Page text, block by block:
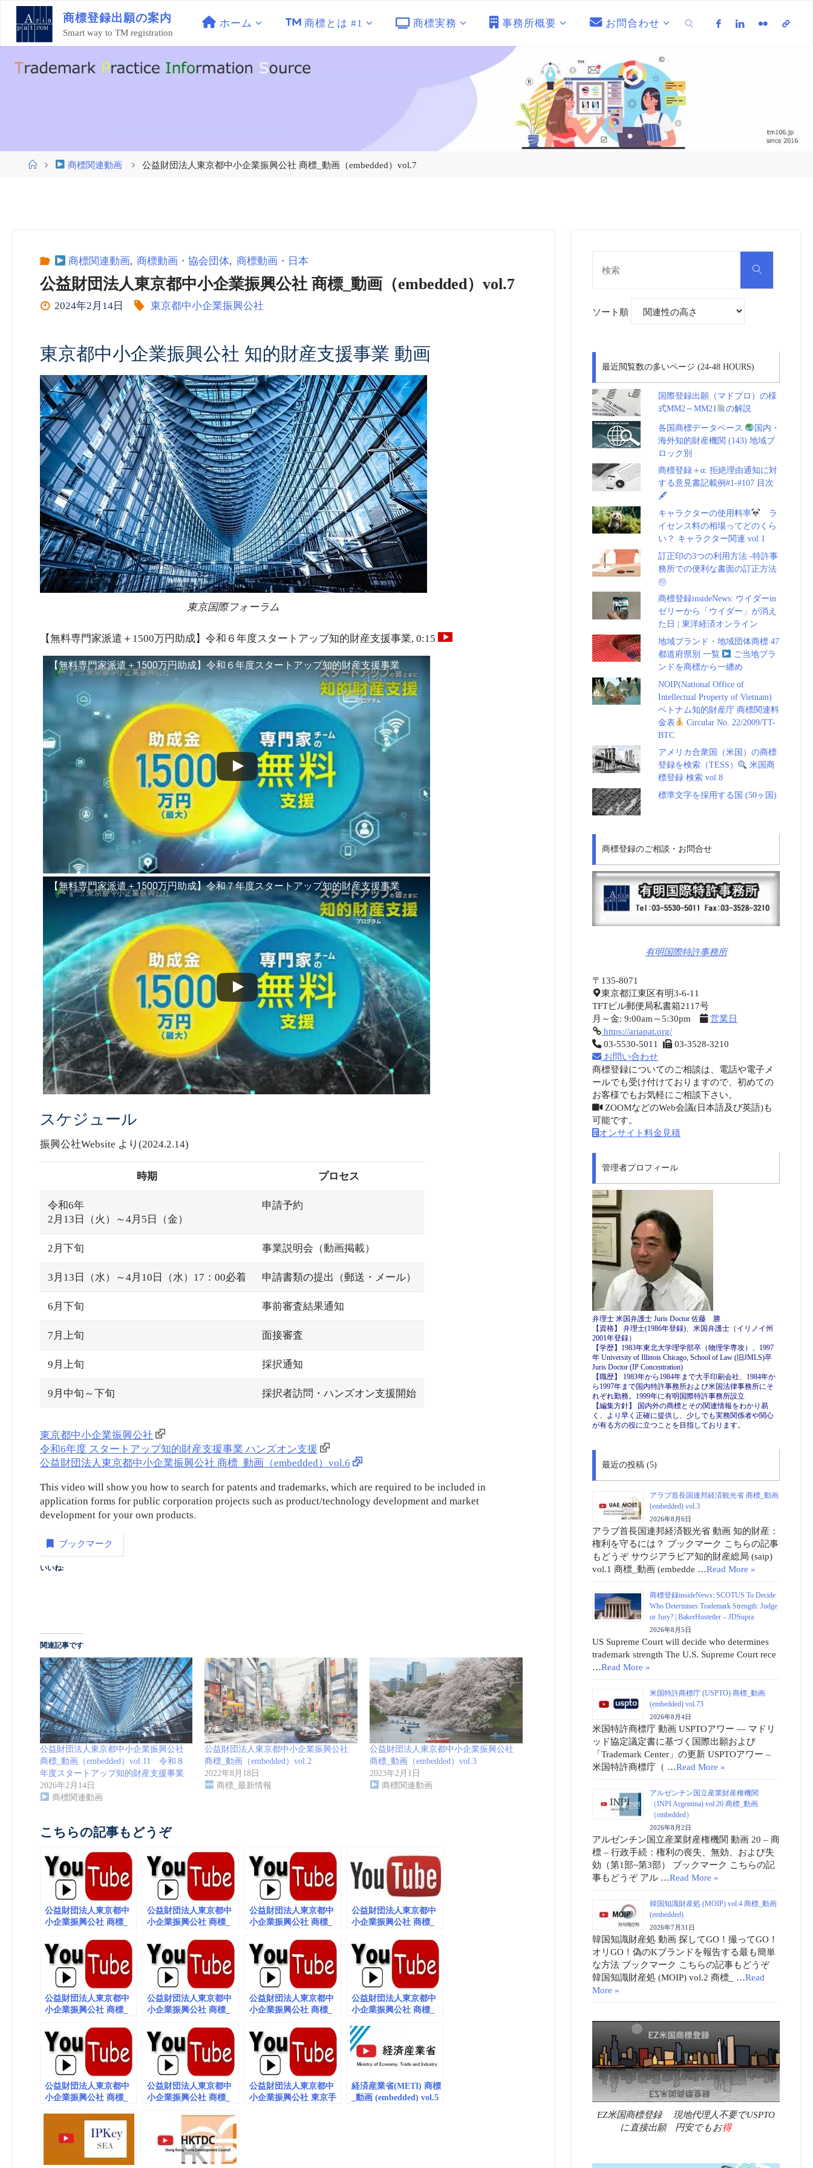
ン
商標登録出願の案内
Smart way to TM registration
ホーム 商標とは #1 商標実務 事務所概要 お問合わせ
ホ
商標関連動画 公益財団法人東京都中小企業振興公社 商標_動画（embedded）vol.7
商標関連動画, 商標動画・協会団体, 商標動画・日本
公益財団法人東京都中小企業振興公社 商標_動画（embedded）vol.7
2024年2月14日 東京都中小企業振興公社
東京都中小企業振興公社 知的財産支援事業 動画
東京国際フォーラム
【無料専門家派遣＋1500万円助成】令和６年度スタートアップ知的財産支援事業, 0:15
【無料専門家派遣＋1500万円助成】令和６年度スタートアップ知的財産支援事業
【無料専門家派遣＋1500万円助成】令和７年度スタートアップ知的財産支援事業
スケジュール
振興公社Website より(2024.2.14)
時期 プロセス
令和6年
2月13日（火）～4月5日（金）
申請予約
2月下旬 事業説明会（動画掲載）
3月13日（水）～4月10日（水）17：00必着 申請書類の提出（郵送・メール）
6月下旬 事前審査結果通知
7月上旬 面接審査
9月上旬 採択通知
9月中旬～下旬 採択者訪問・ハンズオン支援開始
東京都中小企業振興公社
令和6年度 スタートアップ知的財産支援事業 ハンズオン支援
公益財団法人東京都中小企業振興公社 商標_動画（embedded）vol.6
This video will show you how to search for patents and trademarks, which are required to be included in
application forms for public corporation projects such as product/technology development and market
development for your own products.
ブックマーク
いいね:
関連記事です
公益財団法人東京都中小企業振興公社
商標_動画（embedded）vol.11 令和８
年度スタートアップ知的財産支援事業
2026年2月14日
商標関連動画
公益財団法人東京都中小企業振興公社
商標_動画（embedded）vol.2
2022年8月18日
商標_最新情報
公益財団法人東京都中小企業振興公社
商標_動画（embedded）vol.3
2023年2月1日
商標関連動画
こちらの記事もどうぞ
公益財団法人東京都中
小企業振興公社 商標_
vol.11 令和８年度スタ
ートアップ知的財産支
援事業
公益財団法人東京都中
小企業振興公社 商標_
公益財団法人東京都中
小企業振興公社 商標_
公益財団法人東京都中
小企業振興公社 商標_
公益財団法人東京都中
小企業振興公社 商標_
公益財団法人東京都中
小企業振興公社 商標_
公益財団法人東京都中
小企業振興公社 商標_
公益財団法人東京都中
小企業振興公社 商標_
公益財団法人東京都中
小企業振興公社 商標_
公益財団法人東京都中
小企業振興公社 商標_
公益財団法人東京都中
小企業振興公社 東京手
経済産業省(METI) 商標
_動画 (embedded) vol.5
検
ソート順
最近閲覧数の多いページ (24-48 HOURS)
国際登録出願（マドプロ）の様
式MM2～MM21
の解説
各国商標データベース
国内・
海外知的財産機関 (143) 地域ブ
ロック別
商標登録＋α: 拒絶理由通知に対
する意見書記載例#1-#107 目次
🖋
キャラクターの使用料率
ラ
イセンス料の相場ってどのくら
い？ キャラクター関連 vol.1
訂正印の3つの利用方法 -特許事
務所での便利な書面の訂正方法
㊞
商標登録insideNews: ウイダーin
ゼリーから「ウイダー」が消え
た日 | 東洋経済オンライン
地域ブランド・地域団体商標 47
都道府県別 一覧
ご当地ブラ
ンドを商標から一纏め
NOIP(National Office of
Intellectual Property of Vietnam)
ベトナム知的財産庁 商標関連料
金表
Circular No. 22/2009/TT-
BTC
アメリカ合衆国（米国）の商標
登録を検索（TESS）
米国商
標登録 検索 vol.8
標準文字を採用する国 (50ヶ国)
商標登録のご相談・お問合せ
有明国際特許事務所
〒135-8071
東京都江東区有明3-6-11
TFTビル郵便局私書箱2117号
月～金: 9:00am～5:30pm
営業日
https://ariapat.org/
03-5530-5011
03-3528-3210
お問い合わせ
商標登録についてのご相談は、電話や電子メ
ールでも受け付けておりますので、初めての
お客様でもお気軽にご相談下さい。
ZOOMなどのWeb会議(日本語及び英語)も
可能です。
オンサイト料金見積
管理者プロフィール
弁理士 米国弁護士 Juris Doctor 佐藤 勝
【資格】 弁理士(1986年登録)、米国弁護士（イリノイ州
2001年登録）
【学歴】1983年東北大学理学部卒（物理学専攻）、1997
年 University of Illinois Chicago, School of Law (旧JMLS)卒
Juris Doctor (IP Concentration)
【職歴】 1983年から1984年まで大手印刷会社、1984年か
ら1997年まで国内特許事務所および米国法律事務所にそ
れぞれ勤務。1999年に有明国際特許事務所設立
【編集方針】 国内外の商標とその関連情報をわかり易
く、より早く正確に提供し、少しでも実務関係者や関心
が有る方の役に立つことを目指しております。
最近の投稿 (5)
アラブ首長国連邦経済観光省 商標_動画
(embedded) vol.3
2026年8月6日
アラブ首長国連邦経済観光省 動画 知的財産：
権利を守るには？ ブックマーク こちらの記事
もどうぞ サウジアラビア知的財産総局 (saip)
vol.1 商標_動画 (embedde …Read More »
商標登録insideNews: SCOTUS To Decide
Who Determines Trademark Strength: Judge
or Jury? | BakerHostetler – JDSupra
2026年8月5日
US Supreme Court will decide who determines
trademark strength The U.S. Supreme Court rece
…Read More »
米国特許商標庁 (USPTO) 商標_動画
(embedded) vol.73
2026年8月4日
米国特許商標庁 動画 USPTOアワー ― マドリ
ッド協定議定書に基づく国際出願および
「Trademark Center」の更新 USPTOアワー –
米国特許商標庁（ …Read More »
アルゼンチン国立産業財産権機関
（INPI Argentina) vol.20 商標_動画
（embedded）
2026年8月2日
アルゼンチン国立産業財産権機関 動画 20 – 商
標 – 行政手続：権利の喪失、無効、および失
効（第1部~第3部） ブックマーク こちらの記
事もどうぞ アル …Read More »
韓国知識財産処 (MOIP) vol.4 商標_動画
(embedded)
2026年7月31日
韓国知識財産処 動画 探してGO！撮ってGO！
オリGO！偽のKブランドを報告する最も簡単
な方法 ブックマーク こちらの記事もどうぞ
韓国知識財産処 (MOIP) vol.2 商標_ …Read
More »
EZ米国商標登録 現地代理人不要でUSPTO
に直接出願 円安でもお得